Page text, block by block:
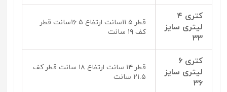
کتری ۴
لیتری سایز
۳۳
قطر ۱۱.۵سانت ارتفاع ۱۶.۵سانت قطر
کف ۱۹ سانت
کتری ۶
لیتری سایز
۳۶
قطر ۱۴ سانت ارتفاع ۱۸ سانت قطر کف
۲۱.۵ سانت